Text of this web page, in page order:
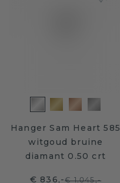
Hanger Sam Heart 585
witgoud bruine
diamant 0.50 crt
€ 836,-€ 1.045,-